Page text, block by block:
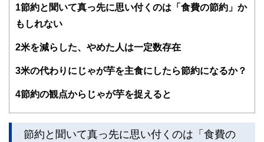
得者を中心に「お金や暮らし」に関する書籍・雑誌の編集経
関わることで、読者目線のコンテンツを追求しています。
FinancialFieldの特徴は、ファイナンシャルプランナー、弁
ドバイザー、DCプランナー、公認会計士、社会保険労務
士、行政書士、投資アナリスト、キャリアコンサルタントな
をわかりやすく発信している点です。
1 節約と聞いて真っ先に思い付くのは「食費の節約」か
もしれない
2米を減らした、やめた人は一定数存在
3米の代わりにじゃが芋を主食にしたら節約になるか？
4節約の観点からじゃが芋を捉えると
節約と聞いて真っ先に思い付くのは「食費の